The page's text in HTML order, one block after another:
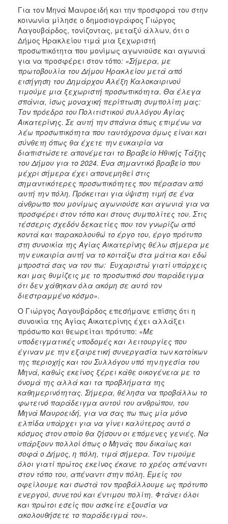
Για τον Μηνά Μαυροειδή και την προσφορά του στην
κοινωνία μίλησε ο δημοσιογράφος Γιώργος
Λαγουβάρδος, τονίζοντας, μεταξύ άλλων, ότι ο
Δήμος Ηρακλείου τιμά μια ξεχωριστή
προσωπικότητα που μονίμως αγωνιούσε και αγωνιά
για να προσφέρει στον τόπο: «Σήμερα, με
πρωτοβουλία του Δήμου Ηρακλείου μετά από
εισήγηση του Δημάρχου Αλέξη Καλοκαιρινού
τιμούμε μια ξεχωριστή προσωπικότητα. Θα έλεγα
σπάνια, ίσως μοναχική περίπτωση συμπολίτη μας:
Τον πρόεδρο του Πολιτιστικού συλλόγου Αγίας
Αικατερίνης. Σε αυτή την σπάνια όπως επιμένω να
λέω προσωπικότητα που ταυτόχρονα όμως είναι και
σύνθετη όπως θα έχετε την ευκαιρία να
διαπιστώσετε απονέμεται το Βραβείο Ηθικής Τάξης
του Δήμου για το 2024. Ένα σημαντικό βραβείο που
μέχρι σήμερα έχει απονεμηθεί στις
σημαντικότερες προσωπικότητες που πέρασαν από
αυτή την πόλη. Πρόκειται για ύψιστη τιμή σε ένα
άνθρωπο που μονίμως αγωνιούσε και αγωνιά για να
προσφέρει στον τόπο και στους συμπολίτες του. Στις
τέσσερις σχεδόν δεκαετίες που τον γνωρίζω από
κοντά και παρακολουθώ το έργο του, έργο πρότυπο
στη συνοικία της Αγίας Αικατερίνης θέλω σήμερα με
την ευκαιρία αυτή να το κοιτάξω στα μάτια και εδώ
μπροστά σας να του πω: Ευχαριστώ γιατί υπάρχεις
και μας θυμίζεις με το προσωπικό σου παράδειγμα
ότι δεν χάθηκαν όλα ακόμη σε αυτό τον
διεστραμμένο κόσμο».
Ο Γιώργος Λαγουβάρδος επεσήμανε επίσης ότι η
συνοικία της Αγίας Αικατερίνης έχει αλλάξει
πρόσωπο και θεωρείται πρότυπο: «Με
υποδειγματικές υποδομές και λειτουργίες που
έγιναν με την εξαιρετική συνεργασία των κατοίκων
της περιοχής και του Συλλόγου υπό την ηγεσία του
Μηνά, καθώς εκείνος ξέρει κάθε οικογένεια με το
όνομά της αλλά και τα προβλήματα της
καθημερινότητας. Σήμερα, θέλησα να προβάλλω το
φωτεινό παράδειγμα αυτού του ανθρώπου, του
Μηνά Μαυροειδή, για να σας πω πως μία μόνο
ελπίδα υπάρχει για να γίνει καλύτερος αυτό ο
κόσμος στον οποίο θα ζήσουν οι επόμενες γενιές. Να
υπάρξουν πολλοί όπως ο Μηνάς που δικαίως και
σοφά ο Δήμος, η πόλη, τιμά σήμερα. Τον τιμούμε
όλοι γιατί πρώτος εκείνος έκανε το χρέος απέναντι
στον τόπο του, απέναντι στην πόλη. Εμείς του
οφείλουμε και σωστά τον προβάλλουμε ως πρότυπο
ενεργού, συνετού και έντιμου πολίτη. Φτάνει όλοι
και πρώτοι εσείς που ασκείτε εξουσία να
ακολουθήσετε το παράδειγμά του».